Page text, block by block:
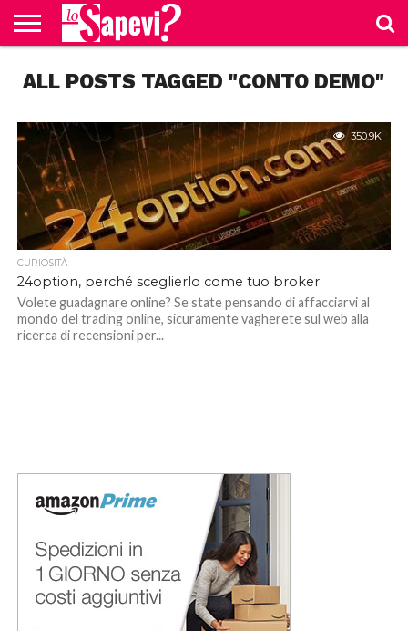
BENESSERE
GOSSIP
PRODOTTI
AMAZON
NEWS
CASA E
CUCINA
ALL POSTS TAGGED "CONTO DEMO"
350.9K
CURIOSITÀ
24option, perché sceglierlo come tuo broker
Volete guadagnare online? Se state pensando di affacciarvi al
mondo del trading online, sicuramente vagherete sul web alla
ricerca di recensioni per...